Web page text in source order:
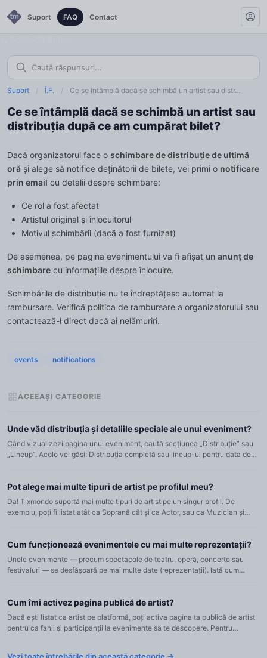
Suport FAQ Contact
Suport / Î.F. / Ce se întâmplă dacă se schimbă un artist sau distr…
Ce se întâmplă dacă se schimbă un artist sau
distribuția după ce am cumpărat bilet?
Dacă organizatorul face o schimbare de distribuție de ultimă
oră și alege să notifice deținătorii de bilete, vei primi o notificare
prin email cu detalii despre schimbare:
Ce rol a fost afectat
Artistul original și înlocuitorul
Motivul schimbării (dacă a fost furnizat)
De asemenea, pe pagina evenimentului va fi afișat un anunț de
schimbare cu informațiile despre înlocuire.
Schimbările de distribuție nu te îndreptățesc automat la
rambursare. Verifică politica de rambursare a organizatorului sau
contactează-l direct dacă ai nelămuriri.
events notifications
ACEEAȘI CATEGORIE
Unde văd distribuția și detaliile speciale ale unui eveniment?
Când vizualizezi pagina unui eveniment, caută secțiunea „Distribuție” sau
„Lineup”. Acolo vei găsi: Distribuția completă sau lineup-ul pentru data de
Pot alege mai multe tipuri de artist pe profilul meu?
Da! Tixmondo suportă mai multe tipuri de artist pe un singur profil. De
exemplu, poți fi listat atât ca Soprană cât și ca Actor, sau ca Muzician și
Cum funcționează evenimentele cu mai multe reprezentații?
Unele evenimente — precum spectacole de teatru, operă, concerte sau
festivaluri — se desfășoară pe mai multe date (reprezentații). Iată cum
Cum îmi activez pagina publică de artist?
Dacă ești listat ca artist pe platformă, poți activa pagina ta publică de artist
pentru ca fanii și participanții la evenimente să te descopere. Pentru